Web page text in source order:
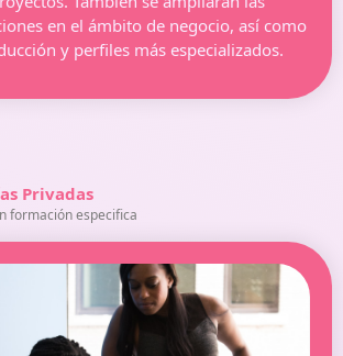
en el ámbito de negocio, así como
y perfiles más especializados.
Privadas
formación especifica